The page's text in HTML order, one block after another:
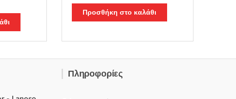
α
ο
γ
η
ε
μ
Προσθήκη στο καλάθι
Πληροφορίες